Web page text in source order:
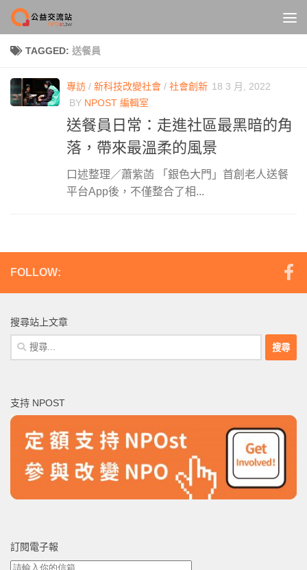
Skip to content
TAGGED: 送餐員
專訪 / 新科技改變社會 / 社會創新 18 3 月, 2022
BY NPOST 編輯室
送餐員日常：走進社區最黑暗的角
落，帶來最溫柔的風景
口述整理／蕭紫菡 「銀色大門」首創老人送餐
平台App後，不僅整合了相...
FOLLOW:
搜尋站上文章
搜
尋
字:
支持 NPOST
訂閱電子報